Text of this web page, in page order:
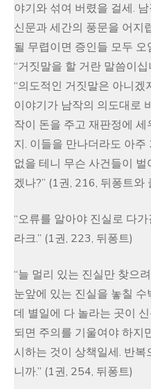
야기와 섞여 버렸을 걸세.
신문과 세간의 풍문을 어지
될 무렵이면 증인들 모두 오
“거짓말을 할 거란 말씀이십
“의도적인 거짓말은 아니
이야기가 남작의 의도대로
작이 돈을 주고 재판정에
지. 이들을 만나더라도 아
없을 테니 무슨 사건들이
겠나?” (1권, 216, 뒤퐁트와
“오류를 알아야 진실로 다
라크.” (1권, 223, 뒤퐁트)
“늘 멀리 있는 진실만 찾으
눈앞에 있는 진실을 놓칠
데 별일에 다 놀라는 곳이
되면 주의를 기울여야 하지
시하는 것이 상책일세. 반
니까.” (1권, 254, 뒤퐁트)